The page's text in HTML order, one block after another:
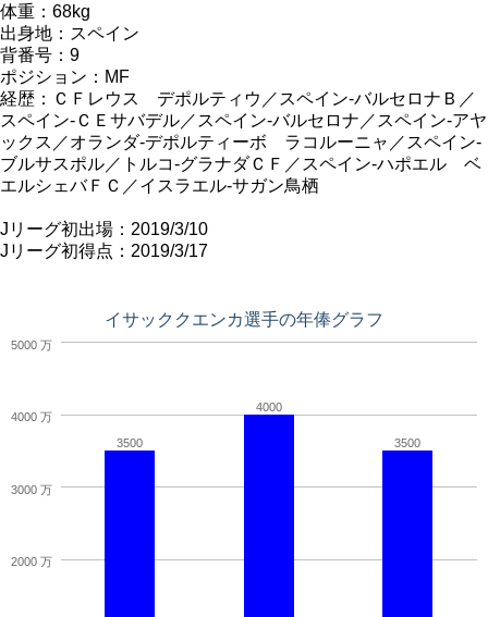
体重：68kg
出身地：スペイン
背番号：9
ポジション：MF
経歴：ＣＦレウス デポルティウ／スペイン-バルセロナＢ／
スペイン-ＣＥサバデル／スペイン-バルセロナ／スペイン-アヤ
ックス／オランダ-デポルティーボ ラコルーニャ／スペイン-
ブルサスポル／トルコ-グラナダＣＦ／スペイン-ハポエル ベ
エルシェバＦＣ／イスラエル-サガン鳥栖
Jリーグ初出場：2019/3/10
Jリーグ初得点：2019/3/17
イサッククエンカ選手の年俸グラフ
3500
4000
3500
2000 万
3000 万
4000 万
5000 万